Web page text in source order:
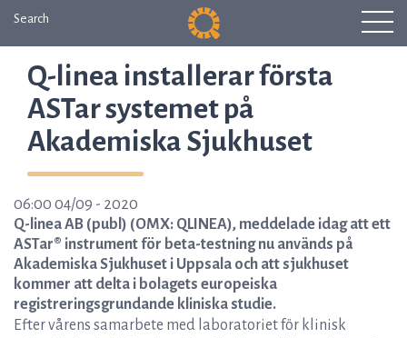
Search
Q-linea installerar första
ASTar systemet på
Akademiska Sjukhuset
06:00 04/09 - 2020
Q-linea AB (publ) (OMX: QLINEA), meddelade idag att ett
ASTar® instrument för beta-testning nu används på
Akademiska Sjukhuset i Uppsala och att sjukhuset
kommer att delta i bolagets europeiska
registreringsgrundande kliniska studie.
Efter vårens samarbete med laboratoriet för klinisk